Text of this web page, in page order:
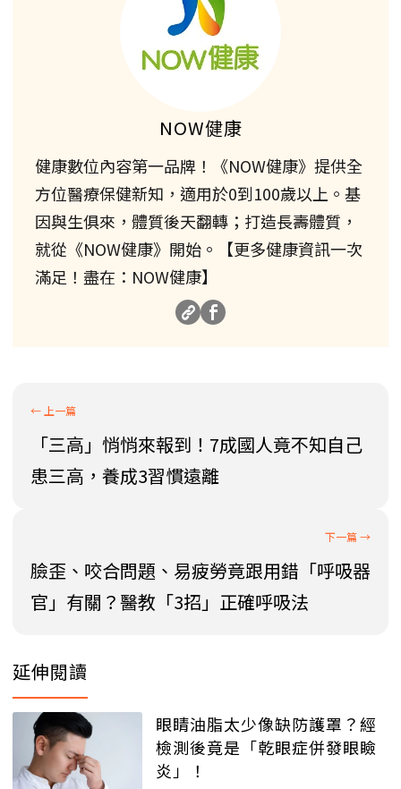
NOW健康
健康數位內容第一品牌！《NOW健康》提供全
方位醫療保健新知，適用於0到100歲以上。基
因與生俱來，體質後天翻轉；打造長壽體質，
就從《NOW健康》開始。【更多健康資訊一次
滿足！盡在：NOW健康】
「三高」悄悄來報到！7成國人竟不知自己
患三高，養成3習慣遠離
臉歪、咬合問題、易疲勞竟跟用錯「呼吸器
官」有關？醫教「3招」正確呼吸法
延伸閱讀
眼睛油脂太少像缺防護罩？經
檢測後竟是「乾眼症併發眼瞼
炎」！